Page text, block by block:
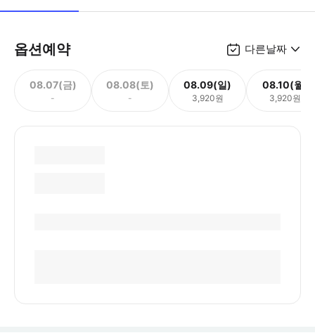
옵션예약 다른날짜
08.07(금)
-
08.08(토)
-
08.09(일)
3,920원
08.10(월)
3,920원